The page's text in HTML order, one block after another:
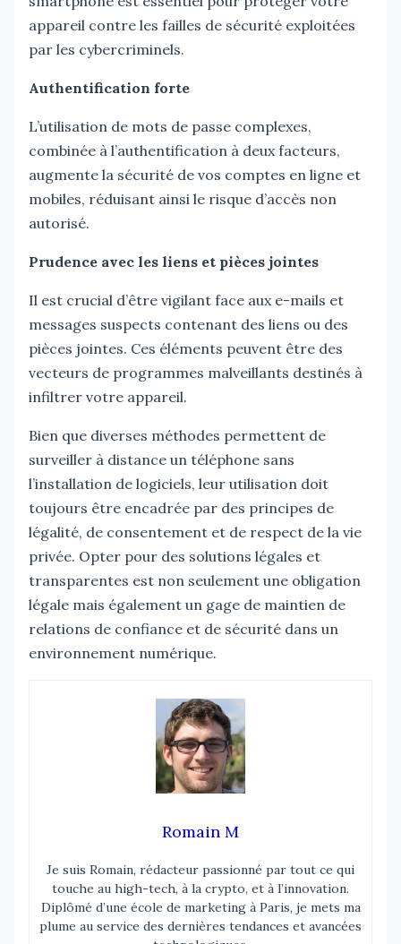
appareil contre les failles de sécurité exploitées
par les cybercriminels.
Authentification forte
L’utilisation de mots de passe complexes,
combinée à l’authentification à deux facteurs,
augmente la sécurité de vos comptes en ligne et
mobiles, réduisant ainsi le risque d’accès non
autorisé.
Prudence avec les liens et pièces jointes
Il est crucial d’être vigilant face aux e-mails et
messages suspects contenant des liens ou des
pièces jointes. Ces éléments peuvent être des
vecteurs de programmes malveillants destinés à
infiltrer votre appareil.
Bien que diverses méthodes permettent de
surveiller à distance un téléphone sans
l’installation de logiciels, leur utilisation doit
toujours être encadrée par des principes de
légalité, de consentement et de respect de la vie
privée. Opter pour des solutions légales et
transparentes est non seulement une obligation
légale mais également un gage de maintien de
relations de confiance et de sécurité dans un
environnement numérique.
Romain M
Je suis Romain, rédacteur passionné par tout ce qui
touche au high-tech, à la crypto, et à l’innovation.
Diplômé d’une école de marketing à Paris, je mets ma
plume au service des dernières tendances et avancées